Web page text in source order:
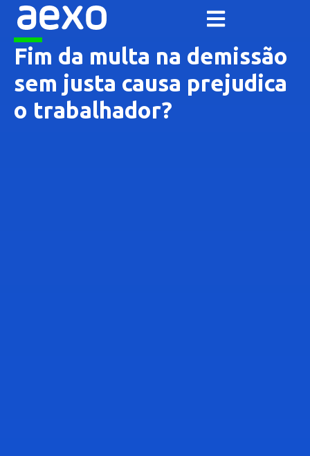
Fim da multa na demissão
sem justa causa prejudica
o trabalhador?